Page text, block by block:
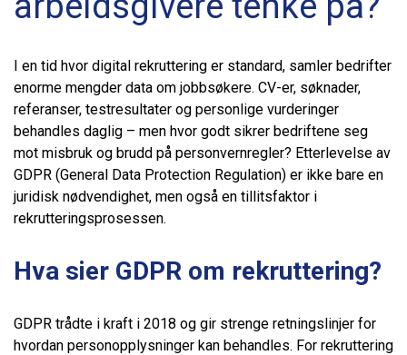
I en tid hvor digital rekruttering er standard, samler bedrifter
enorme mengder data om jobbsøkere. CV-er, søknader,
referanser, testresultater og personlige vurderinger
behandles daglig – men hvor godt sikrer bedriftene seg
mot misbruk og brudd på personvernregler? Etterlevelse av
GDPR (General Data Protection Regulation) er ikke bare en
juridisk nødvendighet, men også en tillitsfaktor i
rekrutteringsprosessen.
Hva sier GDPR om rekruttering?
GDPR trådte i kraft i 2018 og gir strenge retningslinjer for
hvordan personopplysninger kan behandles. For rekruttering